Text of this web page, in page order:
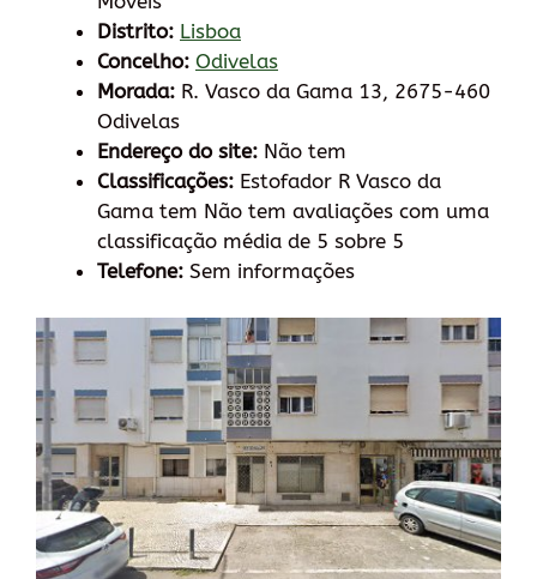
Distrito: Lisboa
Concelho: Odivelas
Morada: R. Vasco da Gama 13, 2675-460
Odivelas
Endereço do site: Não tem
Classificações: Estofador R Vasco da
Gama tem Não tem avaliações com uma
classificação média de 5 sobre 5
Telefone: Sem informações